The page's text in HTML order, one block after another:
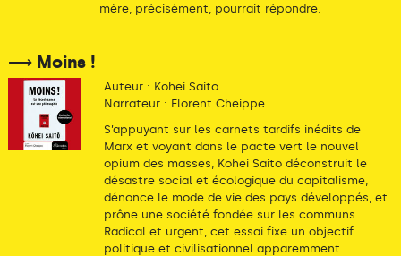
mère, précisément, pourrait répondre.
⟶ Moins !
Auteur : Kohei Saito
Narrateur : Florent Cheippe
S’appuyant sur les carnets tardifs inédits de
Marx et voyant dans le pacte vert le nouvel
opium des masses, Kohei Saito déconstruit le
désastre social et écologique du capitalisme,
dénonce le mode de vie des pays développés, et
prône une société fondée sur les communs.
Radical et urgent, cet essai fixe un objectif
politique et civilisationnel apparemment